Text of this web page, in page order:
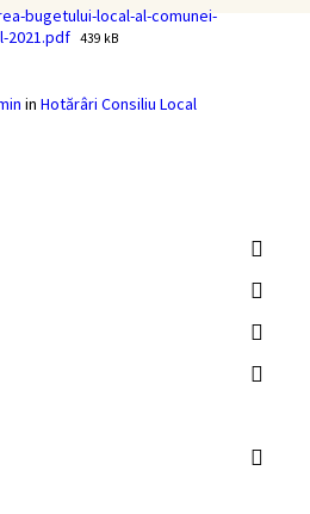
bugetului-local-al-comunei-
2021.pdf File
439 kB
in Hotărâri Consiliu Local